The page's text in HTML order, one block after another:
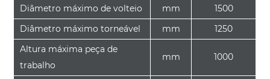
Diâmetro máximo de volteio mm
1500
Diâmetro máximo torneável
mm
1250
Altura máxima peça de
trabalho
mm 1000